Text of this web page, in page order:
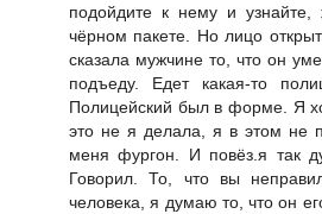
подойдите к нему и
чёрном пакете. Но лицо
сказала мужчине то, что он
подъеду. Едет какая-то
Полицейский был в форме. Я
это не я делала, я в этом не
меня фургон. И повёз.я так
Говорил. То, что вы
человека, я думаю то, что он